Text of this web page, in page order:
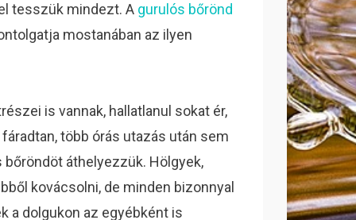
tesszük mindezt. A gurulós bőrönd
mostanában az ilyen
is vannak, hallatlanul sokat ér,
több órás utazás után sem
bőröndöt áthelyezzük. Hölgyek,
kovácsolni, de minden bizonnyal
a dolgukon az egyébként is